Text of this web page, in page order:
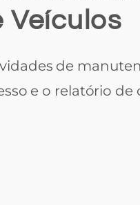
Veículos
de
e o relatório de